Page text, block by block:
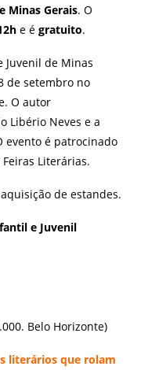
Minas Gerais. O
e é gratuito.
Juvenil de Minas
de setembro no
O autor
Libério Neves e a
evento é patrocinado
Literárias.
de estandes.
e Juvenil
Belo Horizonte)
literários que rolam